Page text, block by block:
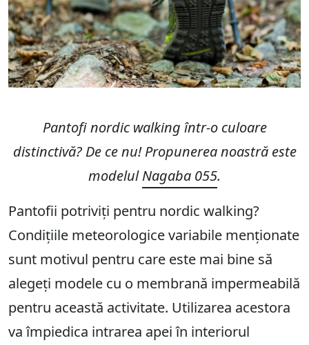
Pantofi nordic walking într-o culoare
distinctivă? De ce nu! Propunerea noastră este
modelulNagaba 055.
Pantofii potriviți pentru nordic walking?
Condițiile meteorologice variabile menționate
sunt motivul pentru care este mai bine să
alegeți modele cu o membrană impermeabilă
pentru această activitate. Utilizarea acestora
va împiedica intrarea apei în interiorul